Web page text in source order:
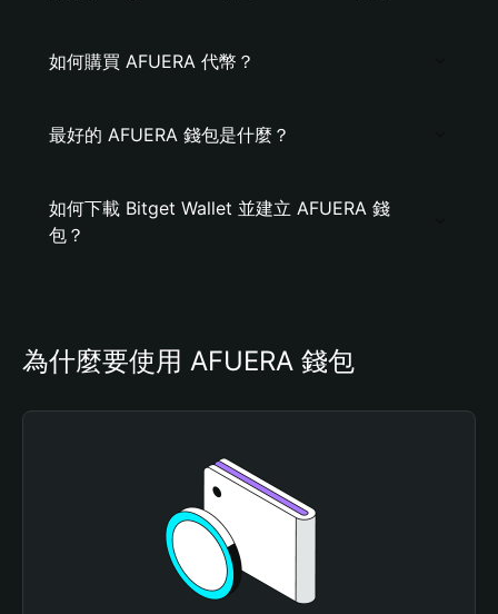
如何購買 AFUERA 代幣？
最好的 AFUERA 錢包是什麼？
如何下載 Bitget Wallet 並建立 AFUERA 錢
包？
為什麼要使用 AFUERA 錢包